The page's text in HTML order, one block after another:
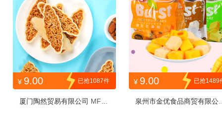
¥ 9.00 已抢1087件
厦门陶然贸易有限公司 MFXY
¥ 9.00 已抢1489
泉州市金优食品商贸有限公